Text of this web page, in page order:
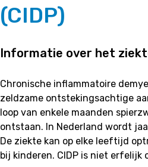
(CIDP)
Informatie over het
Chronische inflammatoire
zeldzame ontstekingsachtige
loop van enkele maanden
ontstaan. In Nederland wordt
De ziekte kan op elke leeftijd
bij kinderen. CIDP is niet erfelijk